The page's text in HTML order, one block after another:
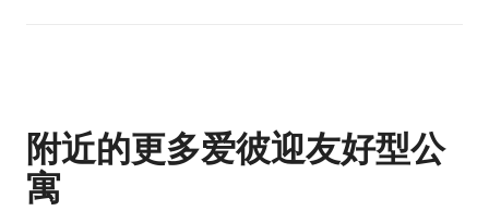
附近的更多爱彼迎友好型公
寓